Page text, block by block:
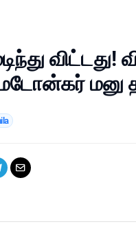
விட்டது!
மனு